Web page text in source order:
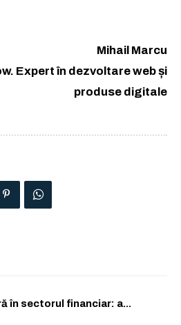
Mihail Marcu
Expert în dezvoltare web și
produse digitale
în sectorul financiar: a...